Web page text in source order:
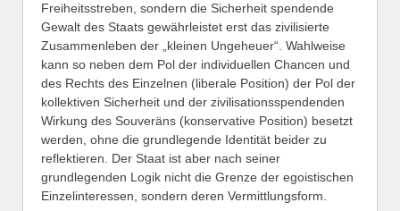
Freiheitsstreben, sondern die Sicherheit spendende
Gewalt des Staats gewährleistet erst das zivilisierte
Zusammenleben der „kleinen Ungeheuer“. Wahlweise
kann so neben dem Pol der individuellen Chancen und
des Rechts des Einzelnen (liberale Position) der Pol der
kollektiven Sicherheit und der zivilisationsspendenden
Wirkung des Souveräns (konservative Position) besetzt
werden, ohne die grundlegende Identität beider zu
reflektieren. Der Staat ist aber nach seiner
grundlegenden Logik nicht die Grenze der egoistischen
Einzelinteressen, sondern deren Vermittlungsform.